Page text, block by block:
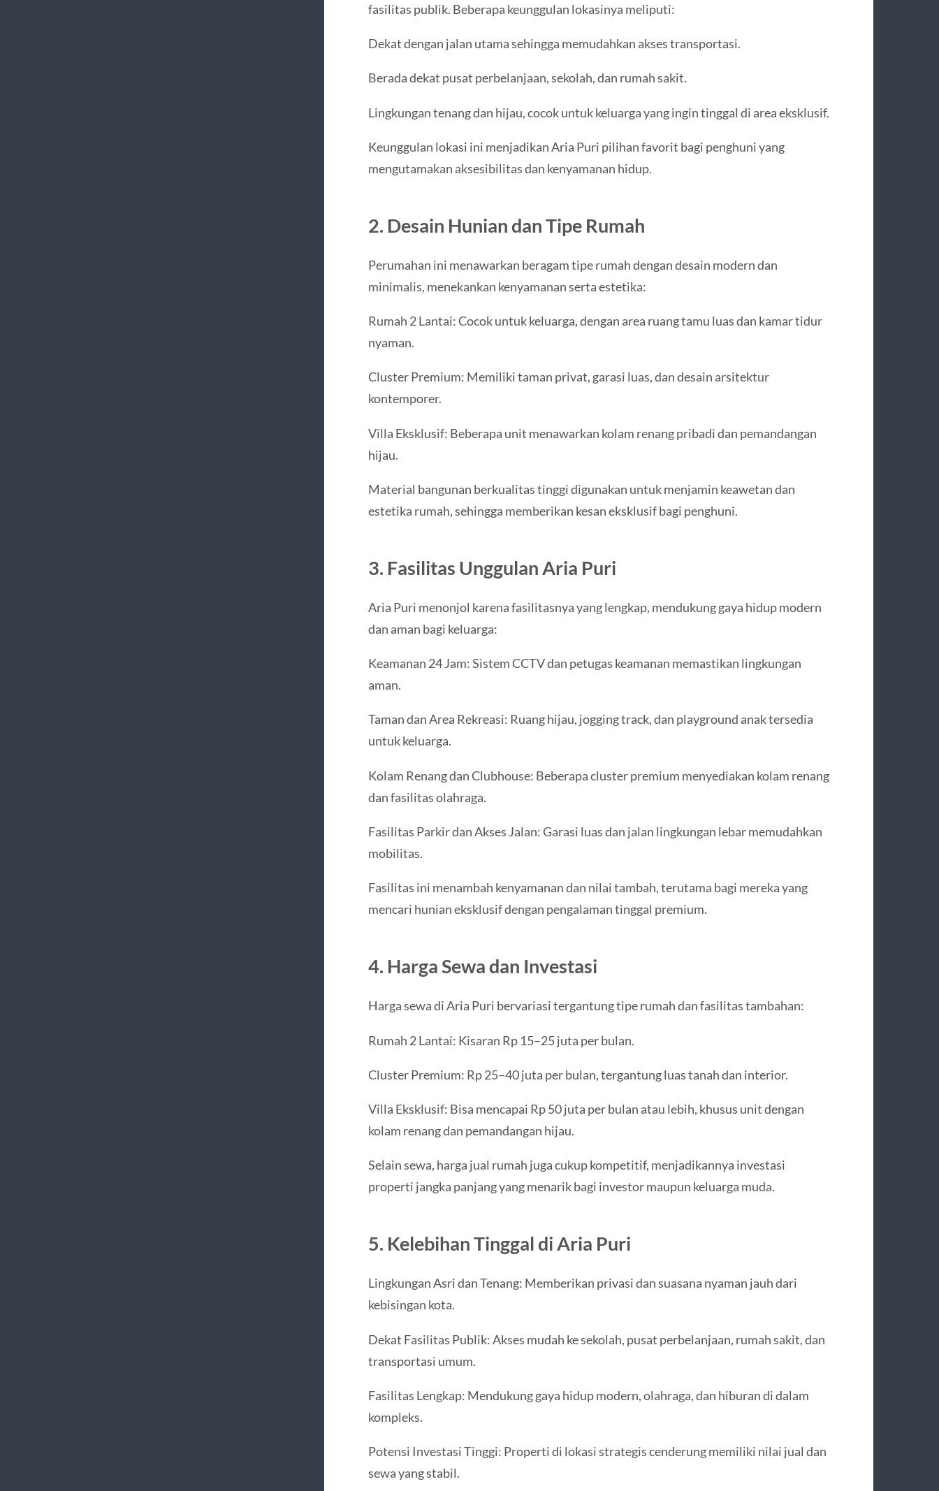
fasilitas publik. Beberapa keunggulan lokasinya meliputi:
Dekat dengan jalan utama sehingga memudahkan akses transportasi.
Berada dekat pusat perbelanjaan, sekolah, dan rumah sakit.
Lingkungan tenang dan hijau, cocok untuk keluarga yang ingin tinggal di area eksklusif.
Keunggulan lokasi ini menjadikan Aria Puri pilihan favorit bagi penghuni yang
mengutamakan aksesibilitas dan kenyamanan hidup.
2. Desain Hunian dan Tipe Rumah
Perumahan ini menawarkan beragam tipe rumah dengan desain modern dan
minimalis, menekankan kenyamanan serta estetika:
Rumah 2 Lantai: Cocok untuk keluarga, dengan area ruang tamu luas dan kamar tidur
nyaman.
Cluster Premium: Memiliki taman privat, garasi luas, dan desain arsitektur
kontemporer.
Villa Eksklusif: Beberapa unit menawarkan kolam renang pribadi dan pemandangan
hijau.
Material bangunan berkualitas tinggi digunakan untuk menjamin keawetan dan
estetika rumah, sehingga memberikan kesan eksklusif bagi penghuni.
3. Fasilitas Unggulan Aria Puri
Aria Puri menonjol karena fasilitasnya yang lengkap, mendukung gaya hidup modern
dan aman bagi keluarga:
Keamanan 24 Jam: Sistem CCTV dan petugas keamanan memastikan lingkungan
aman.
Taman dan Area Rekreasi: Ruang hijau, jogging track, dan playground anak tersedia
untuk keluarga.
Kolam Renang dan Clubhouse: Beberapa cluster premium menyediakan kolam renang
dan fasilitas olahraga.
Fasilitas Parkir dan Akses Jalan: Garasi luas dan jalan lingkungan lebar memudahkan
mobilitas.
Fasilitas ini menambah kenyamanan dan nilai tambah, terutama bagi mereka yang
mencari hunian eksklusif dengan pengalaman tinggal premium.
4. Harga Sewa dan Investasi
Harga sewa di Aria Puri bervariasi tergantung tipe rumah dan fasilitas tambahan:
Rumah 2 Lantai: Kisaran Rp 15–25 juta per bulan.
Cluster Premium: Rp 25–40 juta per bulan, tergantung luas tanah dan interior.
Villa Eksklusif: Bisa mencapai Rp 50 juta per bulan atau lebih, khusus unit dengan
kolam renang dan pemandangan hijau.
Selain sewa, harga jual rumah juga cukup kompetitif, menjadikannya investasi
properti jangka panjang yang menarik bagi investor maupun keluarga muda.
5. Kelebihan Tinggal di Aria Puri
Lingkungan Asri dan Tenang: Memberikan privasi dan suasana nyaman jauh dari
kebisingan kota.
Dekat Fasilitas Publik: Akses mudah ke sekolah, pusat perbelanjaan, rumah sakit, dan
transportasi umum.
Fasilitas Lengkap: Mendukung gaya hidup modern, olahraga, dan hiburan di dalam
kompleks.
Potensi Investasi Tinggi: Properti di lokasi strategis cenderung memiliki nilai jual dan
sewa yang stabil.